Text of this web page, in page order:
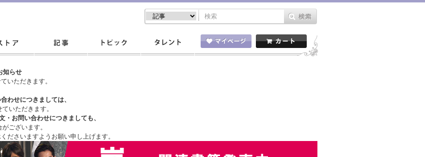
知らせ
いただきます。
わせにつきましては、
ていただきます。
・ お問い合わせにつきましても、
ございます。
ださいますようお願い申し上げます。